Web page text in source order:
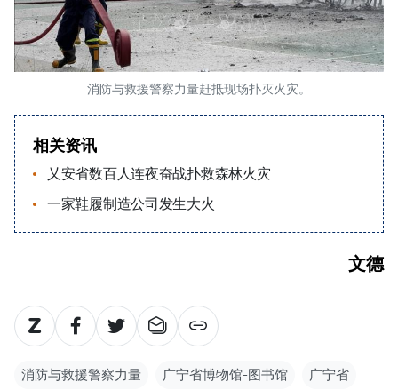
消防与救援警察力量赶抵现场扑灭火灾。
相关资讯
乂安省数百人连夜奋战扑救森林火灾
一家鞋履制造公司发生大火
文德
消防与救援警察力量 广宁省博物馆-图书馆 广宁省